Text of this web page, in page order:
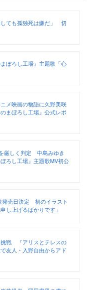
ても孤独死は嫌だ」 切
ぼろし工場』主題歌「心
メ映画の物語に久野美咲
まぼろし工場』公式レポ
厳しく判定 中島みゆき
ろし工場』主題歌MV初公
発売日決定 初のイラスト
し上げるばかりです」
挑戦 『アリスとテレスの
友人・入野自由からアド